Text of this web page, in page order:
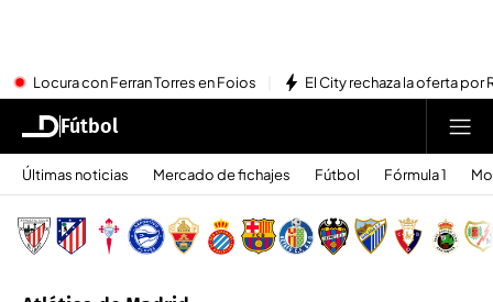
Locura con Ferran Torres en Foios El City rechaza la oferta por
Fútbol
Últimas noticias Mercado de fichajes Fútbol Fórmula 1